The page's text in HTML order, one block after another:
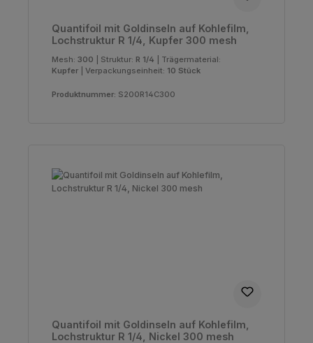
Quantifoil mit Goldinseln auf Kohlefilm,
Lochstruktur R 1/4, Kupfer 300 mesh
Mesh: 300 Struktur: R 1/4
Trägermaterial:
Kupfer
Verpackungseinheit: 10 Stück
Produktnummer: S200R14C300
Quantifoil mit Goldinseln auf Kohlefilm,
Lochstruktur R 1/4, Nickel 300 mesh